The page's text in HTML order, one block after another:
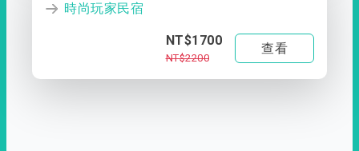
時尚玩家民宿
NT$1700
NT$2200
查看